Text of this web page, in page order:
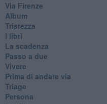
Via Firenze
Album
Tristezza
I libri
La scadenza
Passo a due
Vivere
Prima di andare via
Triage
Persona